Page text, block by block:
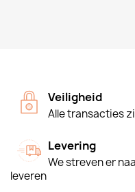
Veiligheid
Alle transacties
Levering
We streven er
leveren